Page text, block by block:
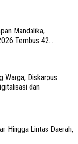
Mandalika,
Tembus 42...
Warga, Diskarpus
dan
Hingga Lintas Daerah,